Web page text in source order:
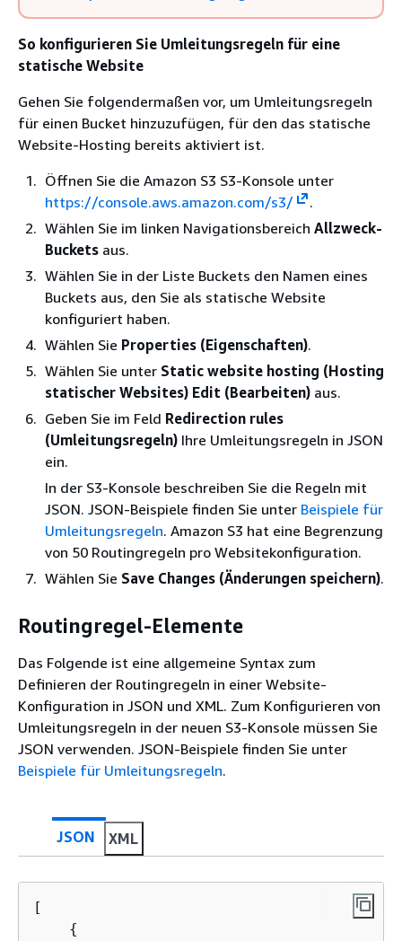
So konfigurieren Sie Umleitungsregeln für eine
statische Website
Gehen Sie folgendermaßen vor, um Umleitungsregeln
für einen Bucket hinzuzufügen, für den das statische
Website-Hosting bereits aktiviert ist.
Öffnen Sie die Amazon S3 S3-Konsole unter
https://console.aws.amazon.com/s3/
.
Wählen Sie im linken Navigationsbereich Allzweck-
Buckets aus.
Wählen Sie in der Liste Buckets den Namen eines
Buckets aus, den Sie als statische Website
konfiguriert haben.
Wählen Sie Properties (Eigenschaften).
Wählen Sie unter Static website hosting (Hosting
statischer Websites) Edit (Bearbeiten) aus.
Geben Sie im Feld Redirection rules
(Umleitungsregeln) Ihre Umleitungsregeln in JSON
ein.
In der S3-Konsole beschreiben Sie die Regeln mit
JSON. JSON-Beispiele finden Sie unter Beispiele für
Umleitungsregeln. Amazon S3 hat eine Begrenzung
von 50 Routingregeln pro Websitekonfiguration.
Wählen Sie Save Changes (Änderungen speichern).
Routingregel-Elemente
Das Folgende ist eine allgemeine Syntax zum
Definieren der Routingregeln in einer Website-
Konfiguration in JSON und XML. Zum Konfigurieren von
Umleitungsregeln in der neuen S3-Konsole müssen Sie
JSON verwenden. JSON-Beispiele finden Sie unter
Beispiele für Umleitungsregeln.
JSON XML
[
{